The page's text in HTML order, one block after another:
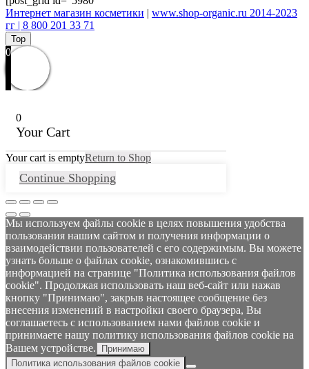
Интернет магазин косметики | www.shop-organic.ru 2014-2023
гг | 8 800 201 33 71
Top
0
0
Your Cart
Your cart is emptyReturn to Shop
Continue Shopping
Мы используем файлы cookie в целях повышения удобства
пользования нашим сайтом и получения информации о
взаимодействии пользователей с его содержимым. Вы можете
узнать больше о файлах cookie, ознакомившись с
информацией на странице "Политика использования файлов
cookie". Продолжая использовать наш веб-сайт или нажав
кнопку "Принимаю", закрыв настоящее сообщение без
внесения изменений в настройки своего браузера, Вы
соглашаетесь с использованием нами файлов cookie и
принимаете нашу политику использования файлов cookie на
Вашем устройстве.
Принимаю
Политика использования файлов cookie